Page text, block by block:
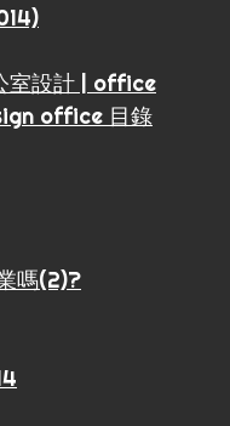
室設計 | office
office 目錄
嗎(2)?